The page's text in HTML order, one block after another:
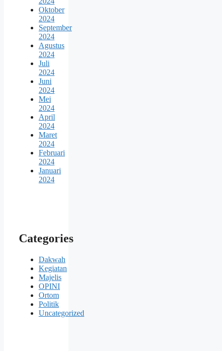
Oktober
2024
September
2024
Agustus
2024
Juli
2024
Juni
2024
Mei
2024
April
2024
Maret
2024
Februari
2024
Januari
2024
Categories
Dakwah
Kegiatan
Majelis
OPINI
Ortom
Politik
Uncategorized